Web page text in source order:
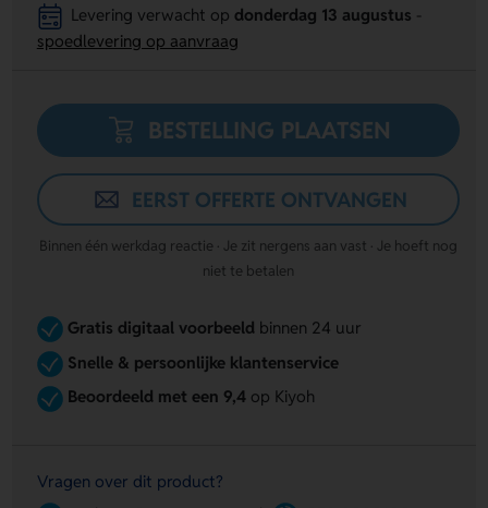
Levering verwacht op donderdag 13 augustus
spoedlevering op aanvraag
BESTELLING PLAATSEN
EERST OFFERTE ONTVANGEN
Binnen één werkdag reactie · Je zit nergens aan vast · Je hoeft nog
niet te betalen
Gratis digitaal voorbeeld binnen 24 uur
Snelle & persoonlijke klantenservice
Beoordeeld met een 9,4op Kiyoh
Vragen over dit product?